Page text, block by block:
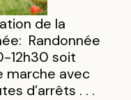
de la
Randonnée
12h30 soit
marche avec
d’arrêts . . .